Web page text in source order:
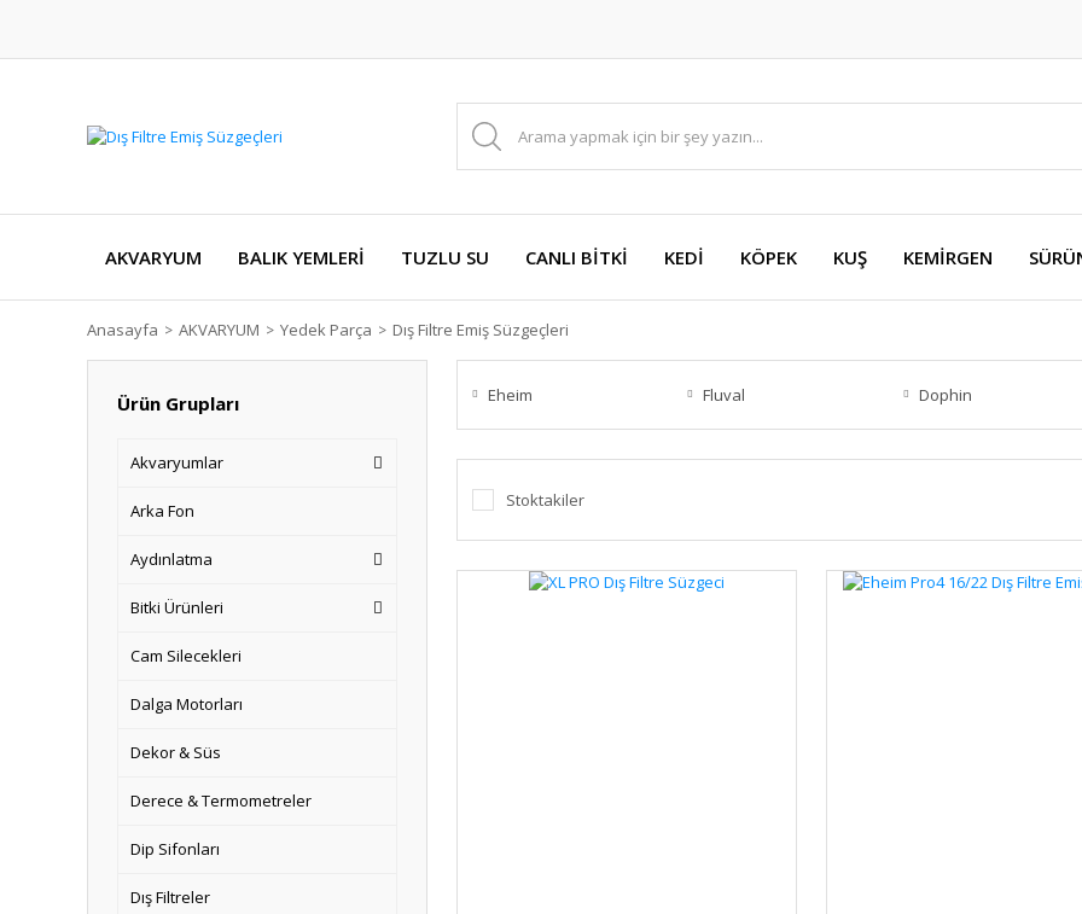
AKVARYUM BALIK YEMLERİ TUZLU SU CANLI BİTKİ KEDİ KÖPEK KUŞ KEMİRGEN
Anasayfa AKVARYUM Yedek Parça Dış Filtre Emiş Süzgeçleri
Ürün Grupları
Akvaryumlar
Arka Fon
Aydınlatma
Bitki Ürünleri
Cam Silecekleri
Dalga Motorları
Dekor & Süs
Derece & Termometreler
Dip Sifonları
Dış Filtreler
Eheim Fluval Dophin
Stoktakiler